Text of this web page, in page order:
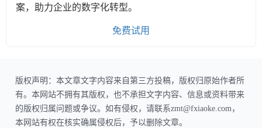
案，助力企业的数字化转型。
免费试用
版权声明：本文章文字内容来自第三方投稿，版权归原始作者所
有。本网站不拥有其版权，也不承担文字内容、信息或资料带来
的版权归属问题或争议。如有侵权，请联系zmt@fxiaoke.com，
本网站有权在核实确属侵权后，予以删除文章。